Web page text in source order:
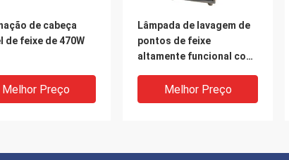
de cabeça
de feixe de 470W
Melhor Preço
Lâmpada de lavagem de
pontos de feixe
altamente funcional com
Gobos rotativos e
sistema de cores CMY
Melhor Preço